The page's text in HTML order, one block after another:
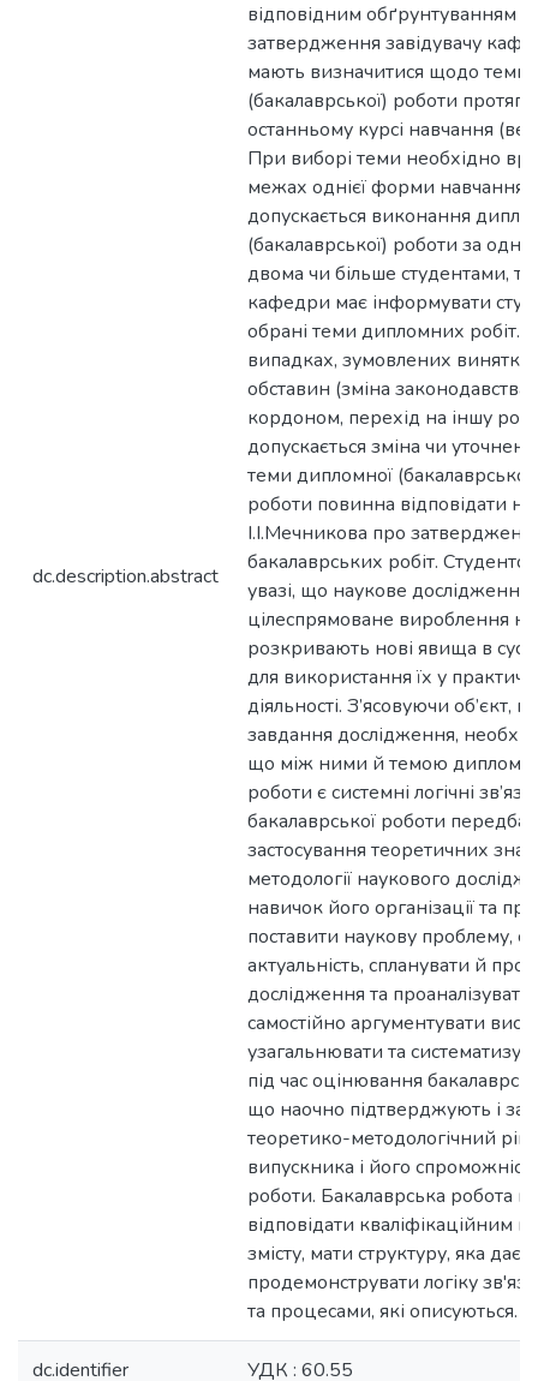
dc.description.abstract
відповідним обґрунтуванням
затвердження завідувачу
мають визначитися щодо теми
(бакалаврської) роботи
останньому курсі навчання
При виборі теми необхідно
межах однієї форми навчання,
допускається виконання
(бакалаврської) роботи за
двома чи більше студентами,
кафедри має інформувати
обрані теми дипломних робіт.
випадках, зумовлених
обставин (зміна
кордоном, перехід на іншу
допускається зміна чи
теми дипломної
роботи повинна відповідати
І.І.Мечникова про
бакалаврських робіт.
увазі, що наукове дослідження
цілеспрямоване вироблення
розкривають нові явища в
для використання їх у
діяльності. З’ясовуючи об’єкт,
завдання дослідження,
що між ними й темою
роботи є системні логічні
бакалаврської роботи
застосування теоретичних
методології наукового
навичок його організації та
поставити наукову проблему,
актуальність, спланувати й
дослідження та
самостійно аргументувати
узагальнювати та
під час оцінювання
що наочно підтверджують і
теоретико-методологічний
випускника і його
роботи. Бакалаврська робота
відповідати кваліфікаційним
змісту, мати структуру, яка дає
продемонструвати логіку
та процесами, які описуються.
dc.identifier УДК : 60.55